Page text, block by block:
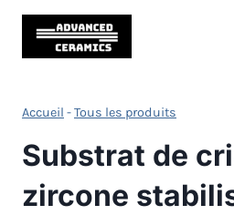
Skip
content
Accueil -Tous les produits
Substrat de
zircone